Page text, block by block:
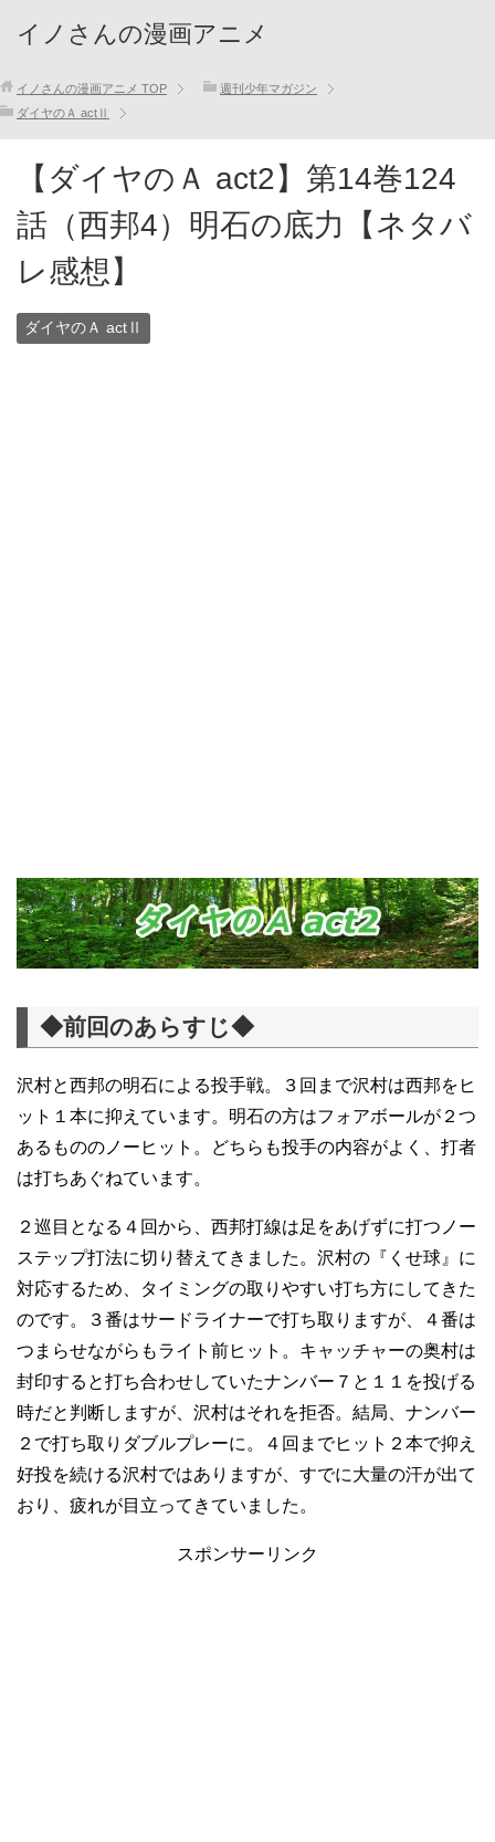
イノさんの漫画アニメ
イノさんの漫画アニメ TOP
週刊少年マガジン
ダイヤのＡ actⅡ
【ダイヤのＡ act2】第14巻124
話（西邦4）明石の底力【ネタバ
レ感想】
ダイヤのＡ actⅡ
◆前回のあらすじ◆
沢村と西邦の明石による投手戦。３回まで沢村は西邦をヒ
ット１本に抑えています。明石の方はフォアボールが２つ
あるもののノーヒット。どちらも投手の内容がよく、打者
は打ちあぐねています。
２巡目となる４回から、西邦打線は足をあげずに打つノー
ステップ打法に切り替えてきました。沢村の『くせ球』に
対応するため、タイミングの取りやすい打ち方にしてきた
のです。３番はサードライナーで打ち取りますが、４番は
つまらせながらもライト前ヒット。キャッチャーの奥村は
封印すると打ち合わせしていたナンバー７と１１を投げる
時だと判断しますが、沢村はそれを拒否。結局、ナンバー
２で打ち取りダブルプレーに。４回までヒット２本で抑え
好投を続ける沢村ではありますが、すでに大量の汗が出て
おり、疲れが目立ってきていました。
スポンサーリンク